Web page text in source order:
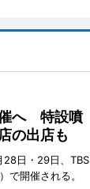
催へ 特設噴
の出店も
28日・29日、TBS
で開催される。